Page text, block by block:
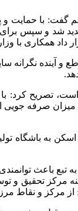
با حمایت و
شد و سپس
بهداشت برای
و آینده
به باشگاه
به تبع باعث
مرکز
از مرکز و